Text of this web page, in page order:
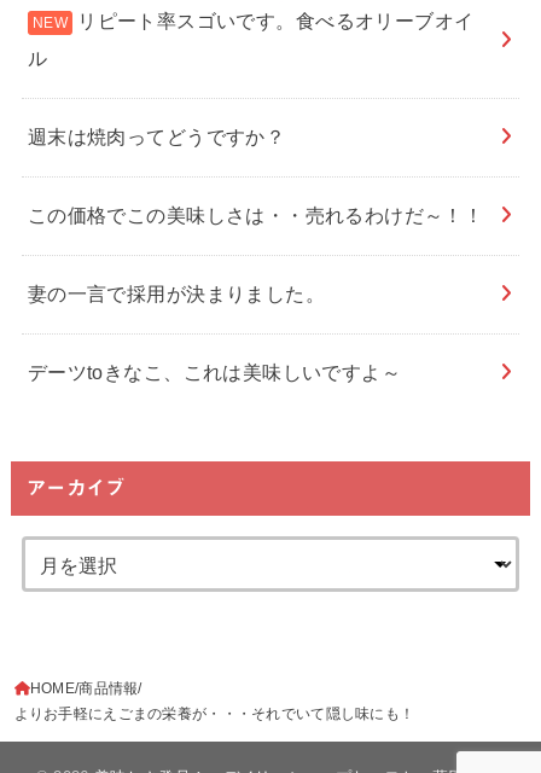
リピート率スゴいです。食べるオリーブオイ
ル
週末は焼肉ってどうですか？
この価格でこの美味しさは・・売れるわけだ～！！
妻の一言で採用が決まりました。
デーツtoきなこ、これは美味しいですよ～
アーカイブ
HOME 商品情報
よりお手軽にえごまの栄養が・・・それでいて隠し味にも！